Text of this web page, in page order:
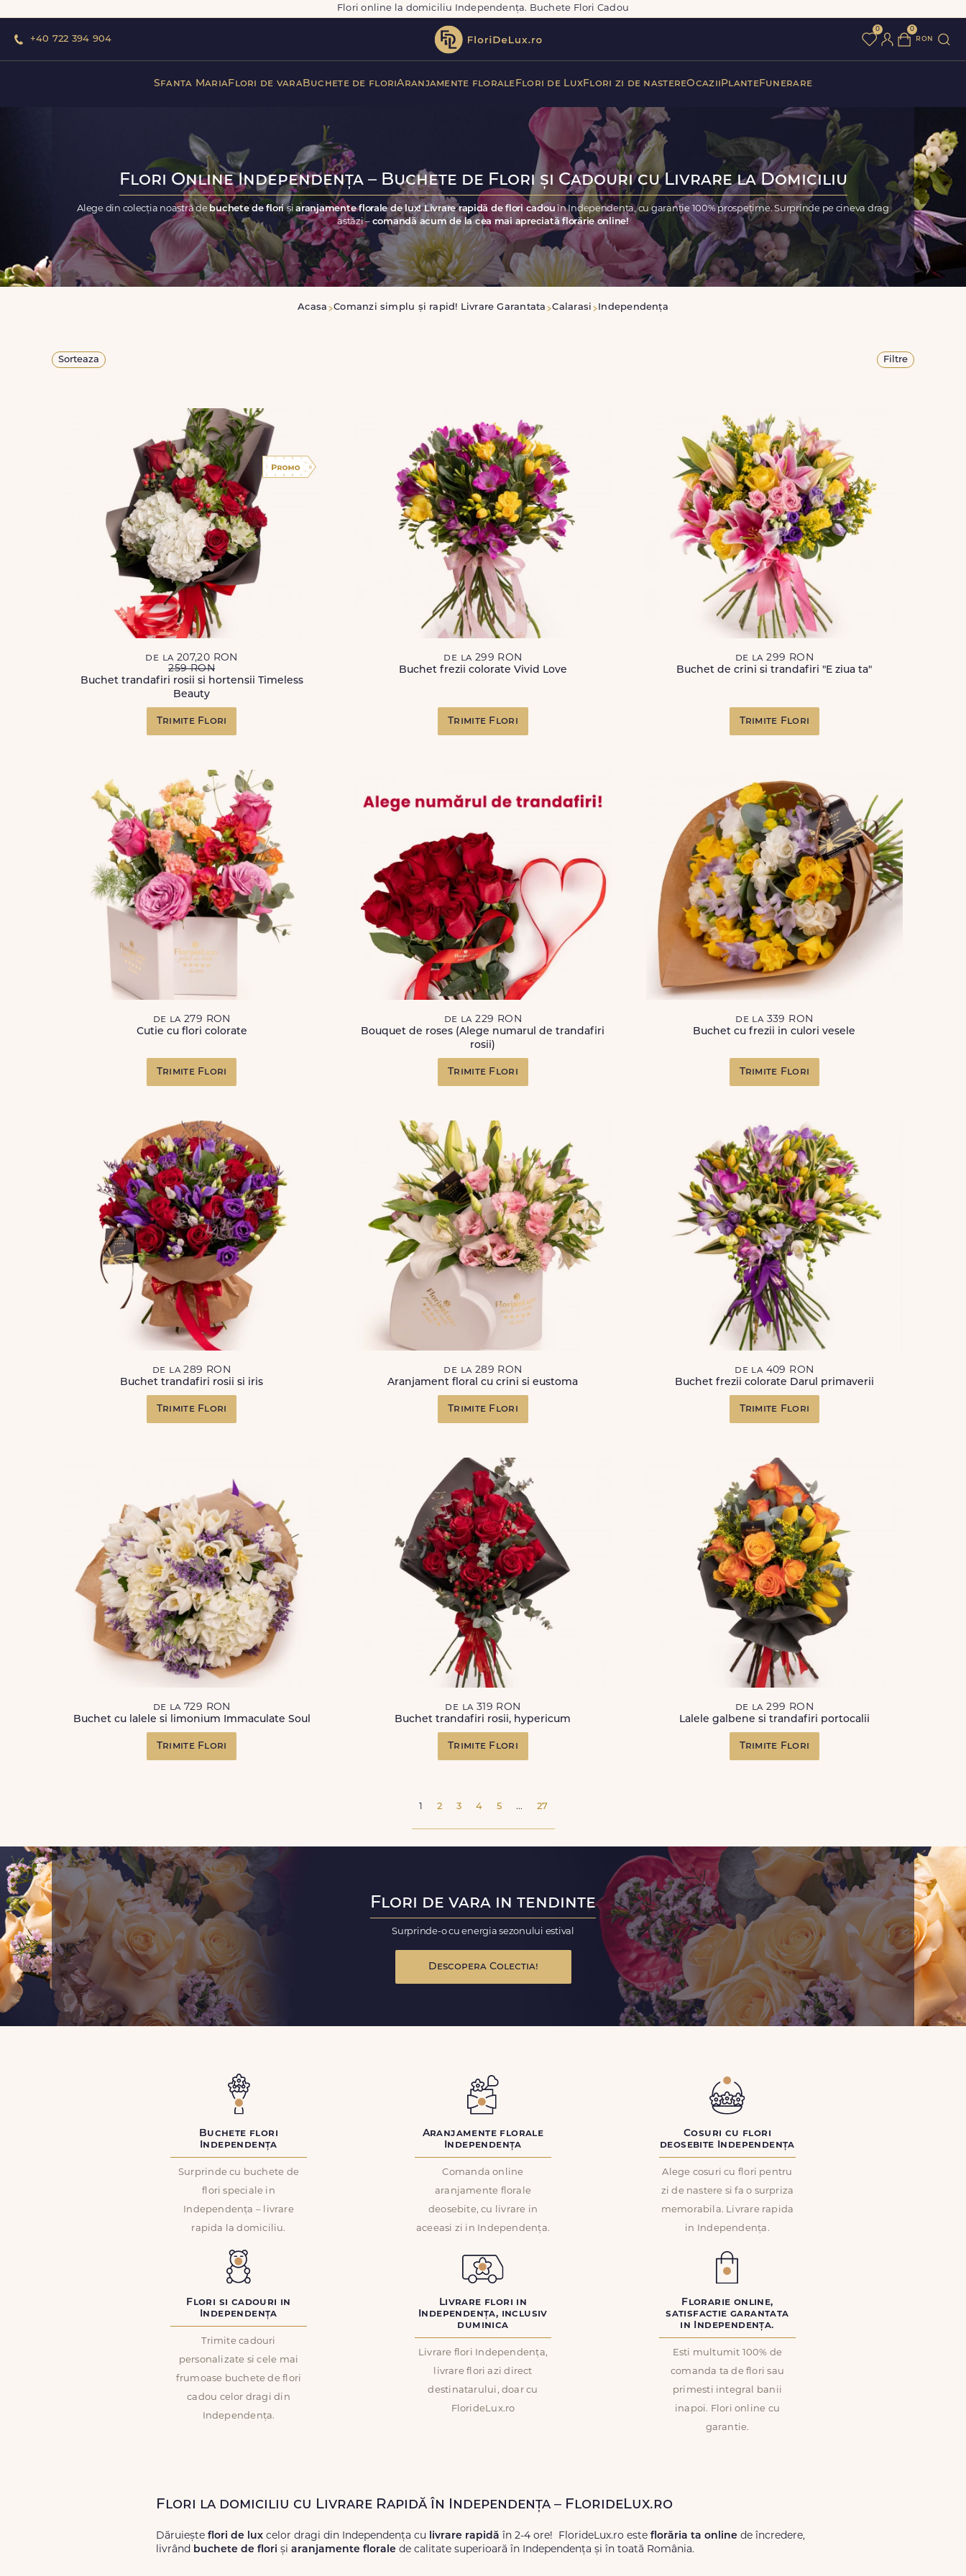
Flori online la domiciliu Independența. Buchete Flori Cadou
+40 722 394 904
0 0
ron
Sfanta MariaFlori de varaBuchete de floriAranjamente florale Flori de LuxFlori zi de nastereOcazii PlanteFunerare
Flori Online Independența – Buchete de Flori și Cadouri cu Livrare la Domiciliu
Alege din colecția noastră de buchete de florișiaranjamente florale de lux! Livrare rapidă de flori cadou în Independența, cu garanție 100% prospețime. Surprinde pe cineva drag
astăzi – comandă acum de la cea mai apreciată florărie online!
Acasa Comanzi simplu și rapid! Livrare Garantata Calarasi Independența
Sorteaza Filtre
de la 207,20 RON
259 RON
Buchet trandafiri rosii si hortensii Timeless
Beauty
Trimite Flori
de la 299 RON
Buchet frezii colorate Vivid Love
Trimite Flori
de la 299 RON
Buchet de crini si trandafiri "E ziua ta"
Trimite Flori
de la 279 RON
Cutie cu flori colorate
Trimite Flori
de la 229 RON
Bouquet de roses (Alege numarul de trandafiri
rosii)
Trimite Flori
de la 339 RON
Buchet cu frezii in culori vesele
Trimite Flori
de la 289 RON
Buchet trandafiri rosii si iris
Trimite Flori
de la 289 RON
Aranjament floral cu crini si eustoma
Trimite Flori
de la 409 RON
Buchet frezii colorate Darul primaverii
Trimite Flori
de la 729 RON
Buchet cu lalele si limonium Immaculate Soul
Trimite Flori
de la 319 RON
Buchet trandafiri rosii, hypericum
Trimite Flori
de la 299 RON
Lalele galbene si trandafiri portocalii
Trimite Flori
1 2 3 4 5 ... 27
Flori de vara in tendinte
Surprinde-o cu energia sezonului estival
Descopera Colectia!
Buchete flori
Independența
Surprinde cu buchete de
flori speciale in
Independența – livrare
rapida la domiciliu.
Aranjamente florale
Independența
Comanda online
aranjamente florale
deosebite, cu livrare in
aceeasi zi in Independența.
Cosuri cu flori
deosebite Independența
Alege cosuri cu flori pentru
zi de nastere si fa o surpriza
memorabila. Livrare rapida
in Independența.
Flori si cadouri in
Independența
Trimite cadouri
personalizate si cele mai
frumoase buchete de flori
cadou celor dragi din
Independența.
Livrare flori in
Independența, inclusiv
duminica
Livrare flori Independența,
livrare flori azi direct
destinatarului, doar cu
FlorideLux.ro
Florarie online,
satisfactie garantata
in Independența.
Esti multumit 100% de
comanda ta de flori sau
primesti integral banii
inapoi. Flori online cu
garantie.
Flori la domiciliu cu Livrare Rapidă în Independența – FlorideLux.ro
Dăruiește flori de lux celor dragi din Independența cu livrare rapidă în 2-4 ore! FlorideLux.ro este florăria ta online de încredere,
livrând buchete de flori și aranjamente florale de calitate superioară în Independența și în toată România.